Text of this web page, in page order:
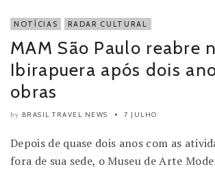
NOTÍCIAS RADAR CULTURAL
MAM São Paulo reabre
Ibirapuera após dois
obras
by BRASIL TRAVEL NEWS 7 JULHO
Depois de quase dois anos com as
fora de sua sede, o Museu de Arte